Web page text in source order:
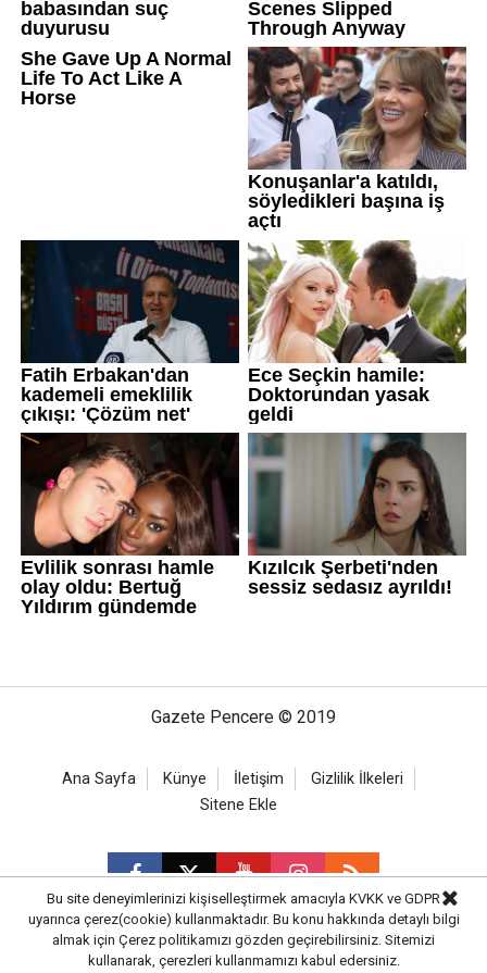
Gazete Pencere © 2019
Ana Sayfa Künye İletişim
Gizlilik İlkeleri
Sitene Ekle
CM Bilişim
Bu site deneyimlerinizi kişiselleştirmek amacıyla KVKK ve GDPR
uyarınca çerez(cookie) kullanmaktadır. Bu konu hakkında detaylı bilgi
almak için Çerez politikamızı gözden geçirebilirsiniz. Sitemizi
kullanarak, çerezleri kullanmamızı kabul edersiniz.